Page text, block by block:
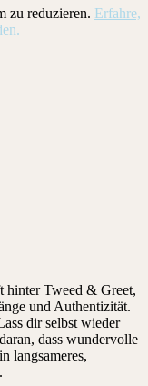
zu reduzieren. Erfahre,
Tweed & Greet,
und Authentizität.
dir selbst wieder
dass wundervolle
langsameres,